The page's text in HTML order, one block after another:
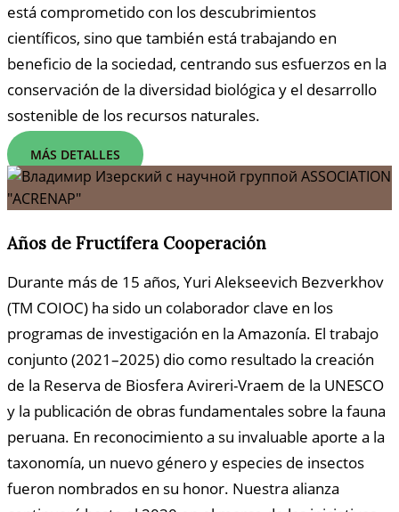
está comprometido con los descubrimientos
científicos, sino que también está trabajando en
beneficio de la sociedad, centrando sus esfuerzos en la
conservación de la diversidad biológica y el desarrollo
sostenible de los recursos naturales.
MÁS DETALLES
Años de Fructífera Cooperación
Durante más de 15 años, Yuri Alekseevich Bezverkhov
(TM COIOC) ha sido un colaborador clave en los
programas de investigación en la Amazonía. El trabajo
conjunto (2021–2025) dio como resultado la creación
de la Reserva de Biosfera Avireri-Vraem de la UNESCO
y la publicación de obras fundamentales sobre la fauna
peruana. En reconocimiento a su invaluable aporte a la
taxonomía, un nuevo género y especies de insectos
fueron nombrados en su honor. Nuestra alianza